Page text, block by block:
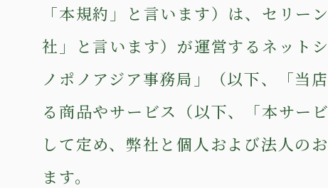
「本規約」と言います）は、セリー
社」と言います）が運営するネット
ノポノアジア事務局」（以下、「当
る商品やサービス（以下、「本サー
して定め、弊社と個人および法人の
ます。